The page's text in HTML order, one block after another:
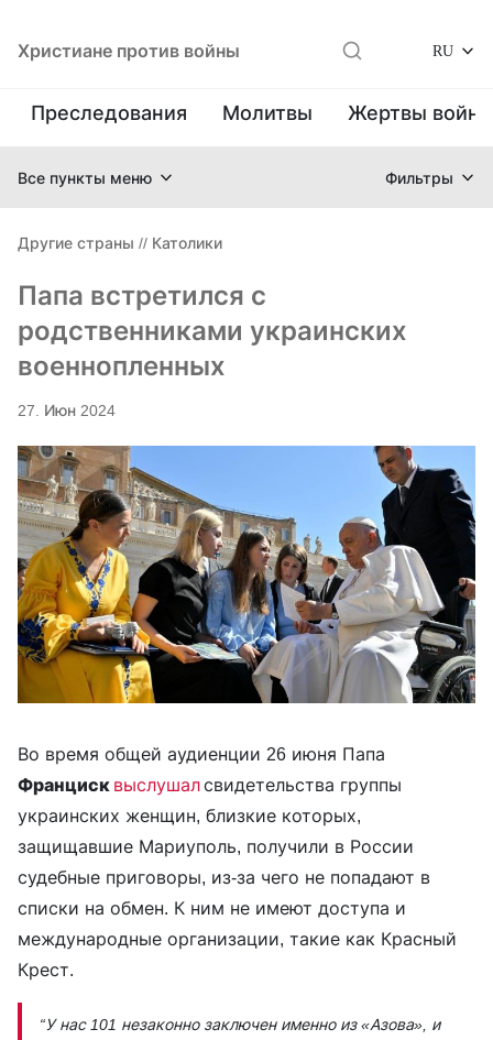
Христиане против войны RU
Преследования Молитвы Жертвы
Все пункты меню Фильтры
Другие страны // Католики
Папа встретился с
родственниками украинских
военнопленных
27. Июн 2024
Во время общей аудиенции 26 июня Папа
Франциск выслушалсвидетельства группы
украинских женщин, близкие которых,
защищавшие Мариуполь, получили в России
судебные приговоры, из-за чего не попадают в
списки на обмен. К ним не имеют доступа и
международные организации, такие как Красный
Крест.
“У нас 101 незаконно заключен именно из «Азова», и